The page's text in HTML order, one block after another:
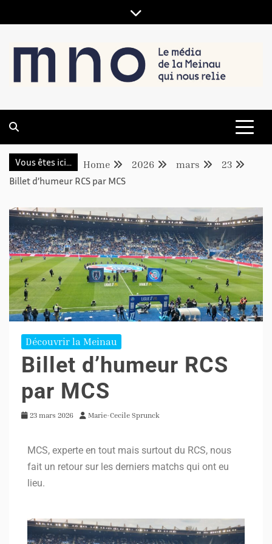
Vous êtes ici... Home 2026 mars
23
Billet d’humeur RCS par MCS
Découvrir la Meinau
Billet d’humeur RCS
par MCS
23 mars 2026 Marie-Cecile Sprunck
MCS, experte en tout mais surtout du RCS, nous
fait un retour sur les derniers matchs qui ont eu
lieu.